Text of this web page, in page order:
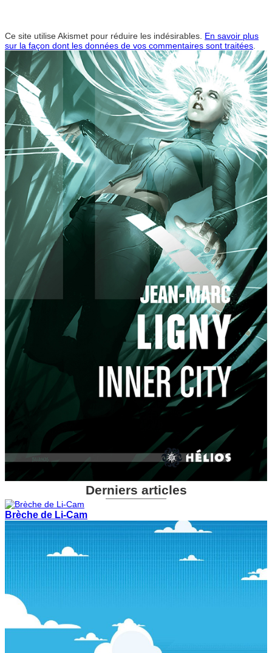
Ce site utilise Akismet pour réduire les indésirables. En savoir plus
sur la façon dont les données de vos commentaires sont traitées
Derniers articles
Brèche de Li-Cam